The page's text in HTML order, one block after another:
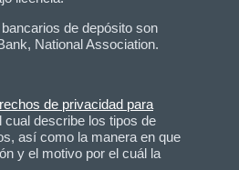
de depósito son
National Association.
de privacidad para
cual describe los tipos de
así como la manera en que
y el motivo por el cuál la